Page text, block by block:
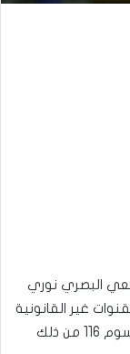
البصري نوري
06 أكتوبر 2021، أن كل القنوات غير القانونية
معرضة لتطبيق الإجراءات التي ينص عليها المرسوم 116 من ذلك